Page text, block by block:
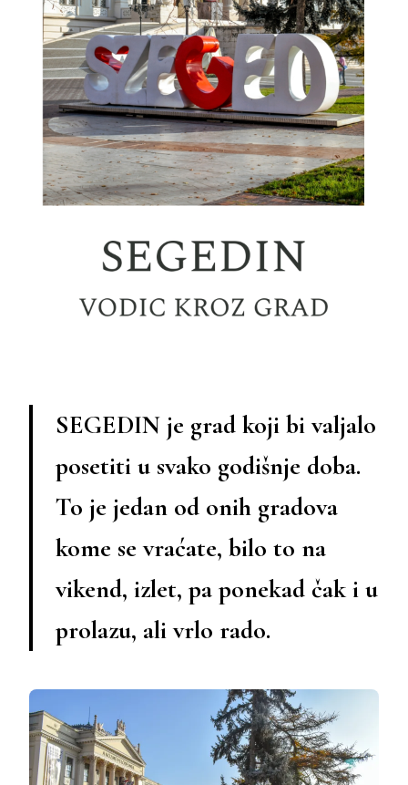
SEGEDIN je grad koji bi valjalo
posetiti u svako godišnje doba.
To je jedan od onih gradova
kome se vraćate, bilo to na
vikend, izlet, pa ponekad čak i u
prolazu, ali vrlo rado.